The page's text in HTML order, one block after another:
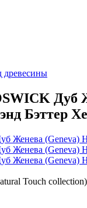
древесины
Дуб
Бэттер
Touch collection)